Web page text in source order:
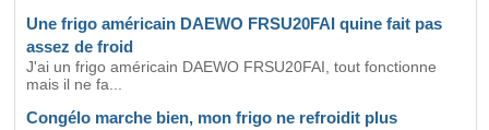
Une frigo américain DAEWO FRSU20FAI quine fait pas
assez de froid
J'ai un frigo américain DAEWO FRSU20FAI, tout fonctionne
mais il ne fa...
Congélo marche bien, mon frigo ne refroidit plus